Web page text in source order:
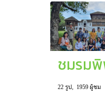
22 รูป, 1959 ผู้ชม